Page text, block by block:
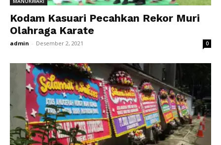
Kodam Kasuari Pecahkan Rekor Muri
Olahraga Karate
admin - Desember 2, 2021 0